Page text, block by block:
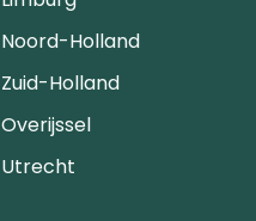
Noord-Holland
Zuid-Holland
Overijssel
Utrecht